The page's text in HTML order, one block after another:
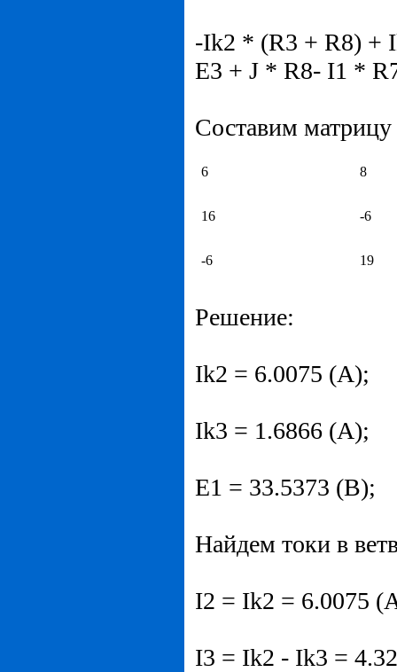
-Ik2 * (R3 + R8) +
E3 + J * R8- I1 *
Составим
6 8
16 -6
-6 19
Решение:
Ik2 = 6.0075 (А);
Ik3 = 1.6866 (А);
E1 = 33.5373 (В);
Найдем токи в
I2 = Ik2 = 6.0075
I3 = Ik2 - Ik3 =